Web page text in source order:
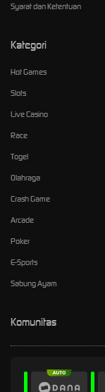
Syarat dan Ketentuan
Kategori
Hot Games
Slots
Live Casino
Race
Togel
Olahraga
Crash Game
Arcade
Poker
E-Sports
Sabung Ayam
Komunitas